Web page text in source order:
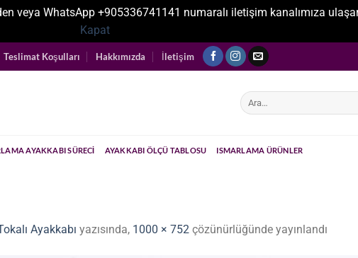
veya WhatsApp +905336741141 numaralı iletişim kanalımıza
Kapat
Teslimat Koşulları Hakkımızda İletişim
Ara:
AYAKKABI SÜRECI AYAKKABI ÖLÇÜ TABLOSU ISMARLAMA ÜRÜNLER
Ayakkabı yazısında, 1000 × 752 çözünürlüğünde yayınlandı